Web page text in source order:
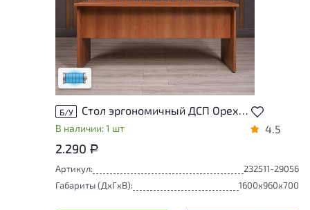
Состояние товара приближено к новому,
могут присутствовать незначительные
следы эксплуатации
Низкая степень износа
Б/У Стол эргономичный ДСП Орех Россия
В наличии: 1 шт 4.5
2.290 Р
Артикул:
232511-29056
Габариты (ДxГxВ):
1600x960x700